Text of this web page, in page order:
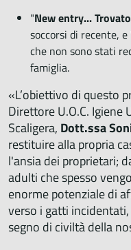
"New entry...
soccorsi di recente, e
che non sono stati
famiglia.
«L’obiettivo di questo
Direttore U.O.C. Igiene
Scaligera, Dott.ssa
restituire alla propria
l'ansia dei proprietari;
adulti che spesso
enorme potenziale di
verso i gatti
segno di civiltà della